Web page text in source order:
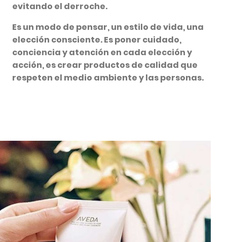
evitando el derroche.
Es un modo de pensar, un estilo de vida, una
elección consciente. Es poner cuidado,
conciencia y atención en cada elección y
acción, es crear productos de calidad que
respeten el medio ambiente y las personas.